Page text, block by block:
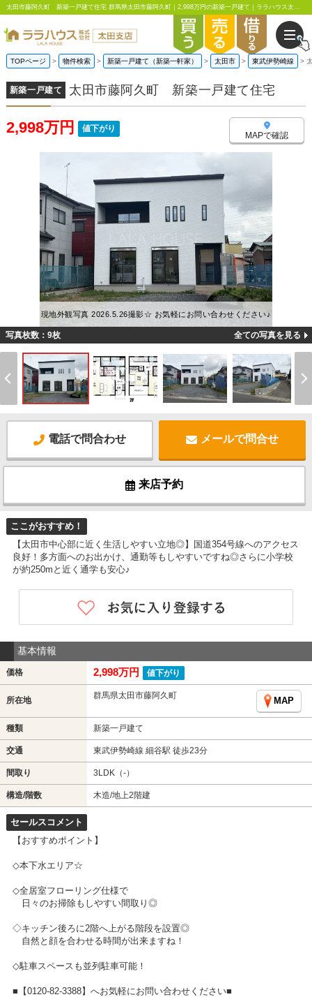
太田市藤阿久町 新築一戸建て住宅 群馬県太田市藤阿久町｜2,998万円の新築一戸建て｜ララハウス太田支店
TOPページ 物件検索 新築一戸建て（新築一軒家） 太田市 東武伊勢崎線
新築一戸建て 太田市藤阿久町 新築一戸建て住宅
2,998万円 値下がり
MAPで確認
現地外観写真 2026.5.26撮影☆ お気軽にお問い合わせください♪
写真枚数：9枚 全ての写真を見る
電話で問合わせ メールで問合せ
来店予約
ここがおすすめ！
【太田市中心部に近く生活しやすい立地◎】国道354号線へのアクセス
良好！多方面へのお出かけ、通勤等もしやすいですね◎さらに小学校
が約250mと近く通学も安心♪
基本情報
価格 2,998万円 値下がり
所在地 群馬県太田市藤阿久町
MAP
種類 新築一戸建て
交通 東武伊勢崎線 細谷駅 徒歩23分
間取り 3LDK（-）
構造/階数 木造/地上2階建
セールスコメント
【おすすめポイント】
◇本下水エリア☆
◇全居室フローリング仕様で
日々のお掃除もしやすい間取り◎
◇キッチン後ろに2階へ上がる階段を設置◎
自然と顔を合わせる時間が出来ますね！
◇駐車スペースも並列駐車可能！
■【0120-82-3388】へお気軽にお問い合わせください■